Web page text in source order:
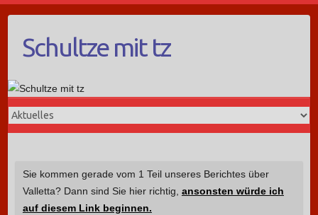
Schultze mit tz
Sie kommen gerade vom 1 Teil unseres Berichtes über
Valletta? Dann sind Sie hier richtig, ansonsten würde ich
auf diesem Link beginnen.